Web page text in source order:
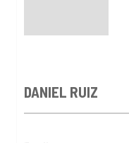
DANIEL RUIZ